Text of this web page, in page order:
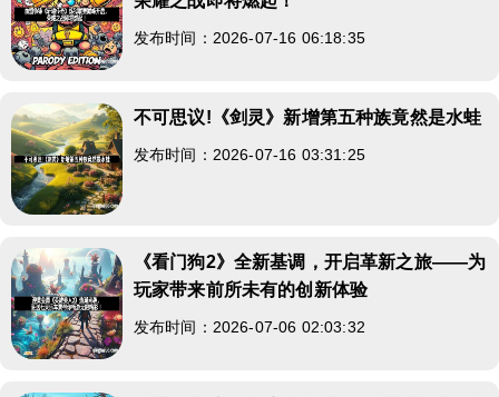
发布时间：2026-07-16 06:18:35
不可思议!《剑灵》新增第五种族竟然是水蛙
发布时间：2026-07-16 03:31:25
《看门狗2》全新基调，开启革新之旅——为
玩家带来前所未有的创新体验
发布时间：2026-07-06 02:03:32